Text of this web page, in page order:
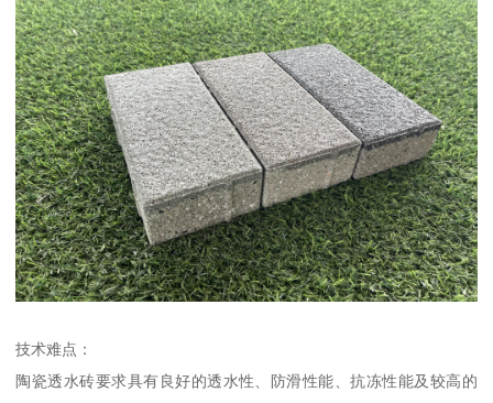
技术难点：
陶瓷透水砖要求具有良好的透水性、防滑性能、抗冻性能及较高的